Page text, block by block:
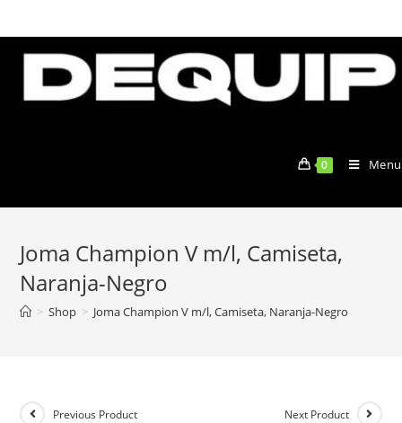
to
content
0 Menu
Joma Champion V m/l, Camiseta,
Naranja-Negro
> Shop > Joma Champion V m/l, Camiseta, Naranja-Negro
Previous Product Next Product